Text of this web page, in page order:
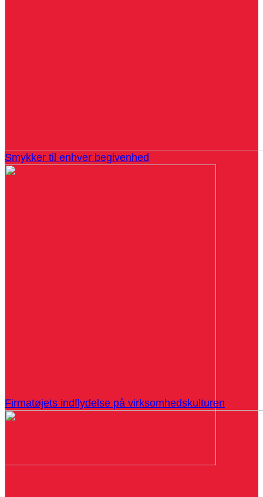
Smykker til enhver begivenhed
Firmatøjets indflydelse på virksomhedskulturen